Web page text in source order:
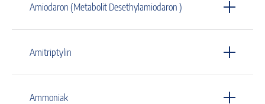
Amiodaron (Metabolit Desethylamiodaron )
Amitriptylin
Ammoniak